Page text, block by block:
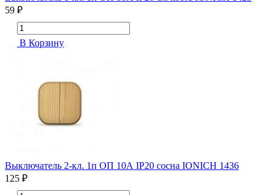
59 ₽
В Корзину
Выключатель 2-кл. 1п ОП 10А IP20 сосна IONICH 1436
125 ₽